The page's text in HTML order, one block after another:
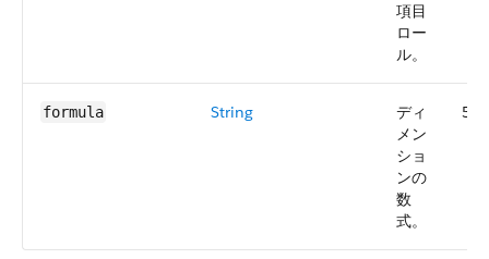
項目
ロー
ル。
formula String
ディ
メン
ショ
ンの
数
式。